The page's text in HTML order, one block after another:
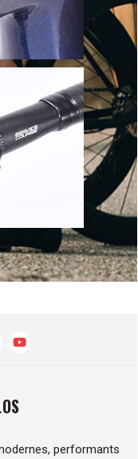
performants